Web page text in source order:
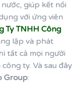
giúp kết nối
với ứng viên
Ty TNHH Công
lập và phát
tất cả mọi người
ty. Và sau đây
Group: